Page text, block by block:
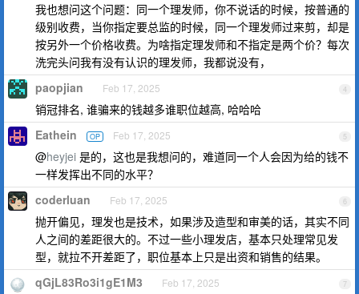
我也想问这个问题：同一个理发师，你不说话的时候，按普通的
级别收费，当你指定要总监的时候，同一个理发师过来剪，却是
按另外一个价格收费。为啥指定理发师和不指定是两个价？每次
洗完头问我有没有认识的理发师，我都说没有，
4
paopjian Feb 17, 2025
销冠排名, 谁骗来的钱越多谁职位越高, 哈哈哈
5
Eathein OP Feb 17, 2025
@heyjei 是的，这也是我想问的，难道同一个人会因为给的钱不
一样发挥出不同的水平？
6
coderluan Feb 17, 2025
抛开偏见，理发也是技术，如果涉及造型和审美的话，其实不同
人之间的差距很大的。不过一些小理发店，基本只处理常见发
型，就拉不开差距了，职位基本上只是出资和销售的结果。
7
qGjL83Ro3i1gE1M3 Feb 17, 2025